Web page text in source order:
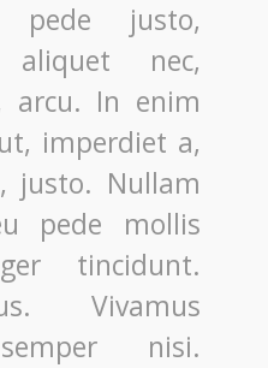
pede justo,
nec,
arcu. In enim
imperdiet a,
justo. Nullam
pede mollis
tincidunt.
Vivamus
nisi.